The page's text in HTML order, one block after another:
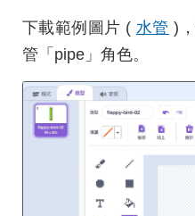
下載範例圖片 ( 水管 )
管「pipe」角色。